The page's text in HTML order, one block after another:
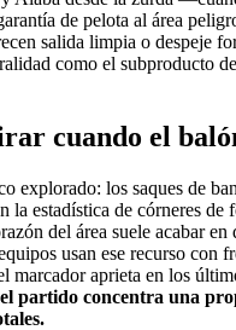
de pelota al área
salida limpia o despeje
como el subproducto
cuando el
explorado: los saques de
la estadística de córneres de
del área suele acabar en
usan ese recurso con
marcador aprieta en los
partido concentra una